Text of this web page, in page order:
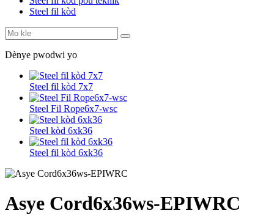
Steel fil kòd
Dènye pwodwi yo
Steel fil kòd 7x7
Steel Fil Rope6x7-wsc
Steel kòd 6xk36
Steel fil kòd 6xk36
Asye Cord6x36ws-EPIWRC